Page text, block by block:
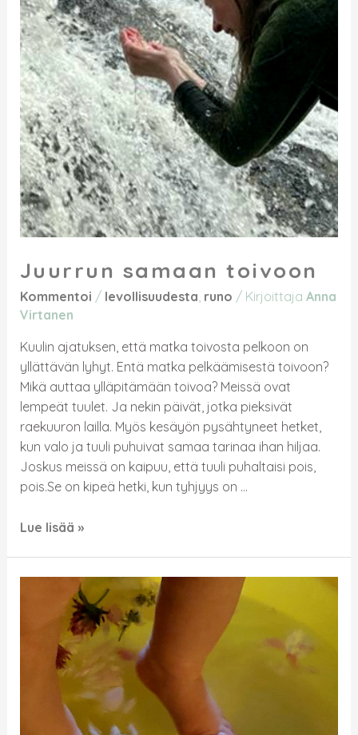
Juurrun samaan toivoon
Kommentoi / levollisuudesta, runo / Kirjoittaja Anna
Virtanen
Kuulin ajatuksen, että matka toivosta pelkoon on
yllättävän lyhyt. Entä matka pelkäämisestä toivoon?
Mikä auttaa ylläpitämään toivoa? Meissä ovat
lempeät tuulet. Ja nekin päivät, jotka pieksivät
raekuuron lailla. Myös kesäyön pysähtyneet hetket,
kun valo ja tuuli puhuivat samaa tarinaa ihan hiljaa.
Joskus meissä on kaipuu, että tuuli puhaltaisi pois,
pois.Se on kipeä hetki, kun tyhjyys on …
Lue lisää »